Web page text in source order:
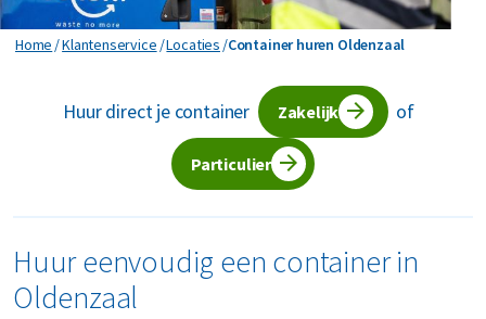
Horeca en recreatie
Industrie
Logistiek
Zakelijke dienstverlening
Interne inzamelmiddelen
Circulaire diensten
Gevaarlijk afval
Groen- en tuinafval
Matrassen
Mineralen
ons
Home Klantenservice Locaties Container huren Oldenzaal
Container huren Oldenzaal
Huur direct je container Zakelijk of
Particulier
Huur eenvoudig een container in
Oldenzaal